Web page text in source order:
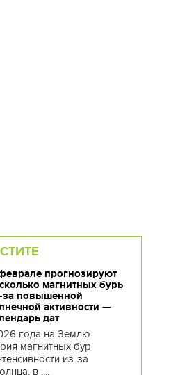
прогнозируют
магнитных бурь
за повышенной
активности —
дат
года на Землю
магнитных бур
из-за
в ....